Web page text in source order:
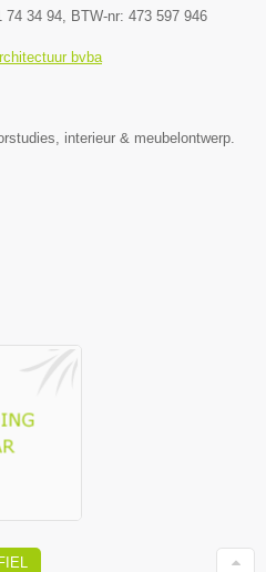
74 34 94, BTW-nr: 473 597 946
bvba
interieur & meubelontwerp.